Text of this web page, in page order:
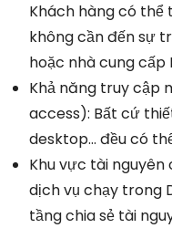
Khách hàng có thể
không cần đến sự
hoặc nhà cung cấp
Khả năng truy cập
access): Bất cứ
desktop… đều có
Khu vực tài nguyên
dịch vụ chạy trong
tầng chia sẻ tài